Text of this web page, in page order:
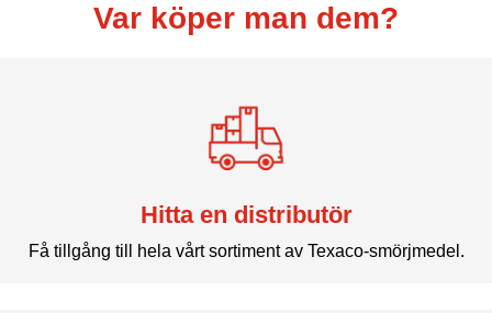
Var köper man dem?
Hitta en distributör
Få tillgång till hela vårt sortiment av Texaco-smörjmedel.